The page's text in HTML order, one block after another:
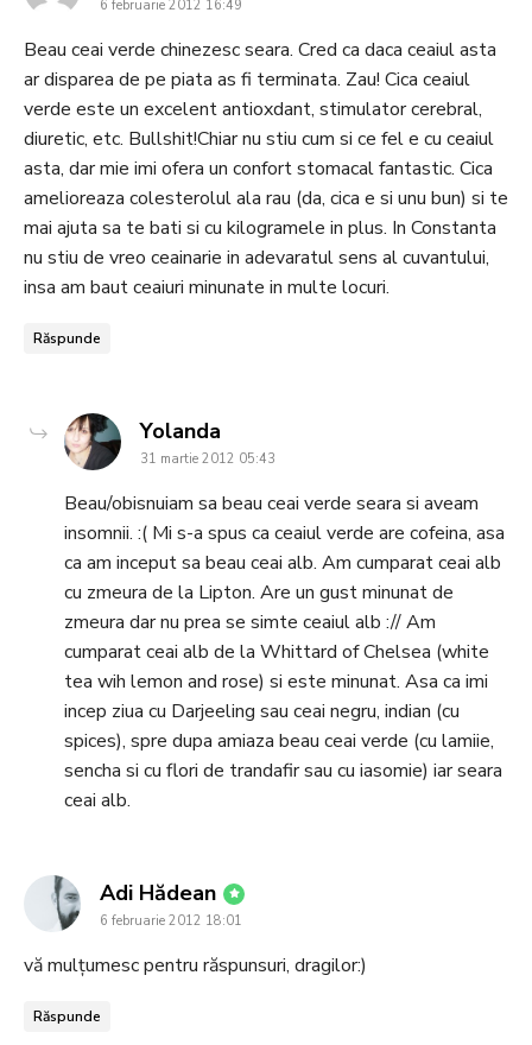
6 februarie 2012 16:49
Beau ceai verde chinezesc seara. Cred ca daca ceaiul asta
ar disparea de pe piata as fi terminata. Zau! Cica ceaiul
verde este un excelent antioxdant, stimulator cerebral,
diuretic, etc. Bullshit!Chiar nu stiu cum si ce fel e cu ceaiul
asta, dar mie imi ofera un confort stomacal fantastic. Cica
amelioreaza colesterolul ala rau (da, cica e si unu bun) si te
mai ajuta sa te bati si cu kilogramele in plus. In Constanta
nu stiu de vreo ceainarie in adevaratul sens al cuvantului,
insa am baut ceaiuri minunate in multe locuri.
Răspunde
Yolanda
31 martie 2012 05:43
Beau/obisnuiam sa beau ceai verde seara si aveam
insomnii. :( Mi s-a spus ca ceaiul verde are cofeina, asa
ca am inceput sa beau ceai alb. Am cumparat ceai alb
cu zmeura de la Lipton. Are un gust minunat de
zmeura dar nu prea se simte ceaiul alb :// Am
cumparat ceai alb de la Whittard of Chelsea (white
tea wih lemon and rose) si este minunat. Asa ca imi
incep ziua cu Darjeeling sau ceai negru, indian (cu
spices), spre dupa amiaza beau ceai verde (cu lamiie,
sencha si cu flori de trandafir sau cu iasomie) iar seara
ceai alb.
Adi Hădean says:
6 februarie 2012 18:01
vă mulțumesc pentru răspunsuri, dragilor:)
Răspunde